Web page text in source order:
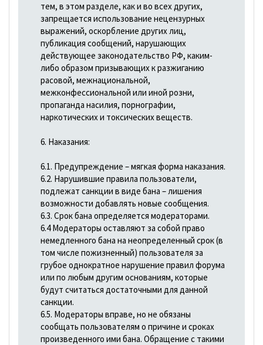
тем, в этом разделе, как и во всех других,
запрещается использование нецензурных
выражений, оскорбление других лиц,
публикация сообщений, нарушающих
действующее законодательство РФ, каким-
либо образом призывающих к разжиганию
расовой, межнациональной,
межконфессиональной или иной розни,
пропаганда насилия, порнографии,
наркотических и токсических веществ.
6. Наказания:
6.1. Предупреждение – мягкая форма наказания.
6.2. Нарушившие правила пользователи,
подлежат санкции в виде бана – лишения
возможности добавлять новые сообщения.
6.3. Срок бана определяется модераторами.
6.4 Модераторы оставляют за собой право
немедленного бана на неопределенный срок (в
том числе пожизненный) пользователя за
грубое однократное нарушение правил форума
или по любым другим основаниям, которые
будут считаться достаточными для данной
санкции.
6.5. Модераторы вправе, но не обязаны
сообщать пользователям о причине и сроках
произведенного ими бана. Обращение с такими